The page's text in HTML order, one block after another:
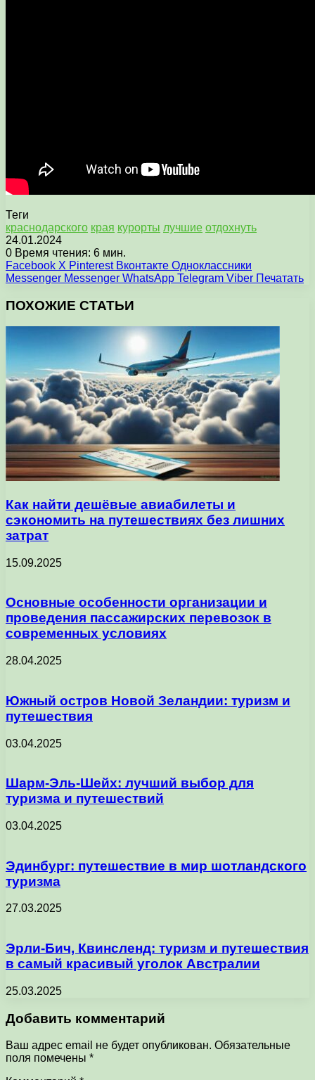
Теги
краснодарского края курорты лучшие отдохнуть
24.01.2024
0 Время чтения: 6 мин.
Facebook X Pinterest Вконтакте Одноклассники
Messenger Messenger WhatsApp Telegram Viber Печатать
ПОХОЖИЕ СТАТЬИ
Как найти дешёвые авиабилеты и
сэкономить на путешествиях без лишних
затрат
15.09.2025
Основные особенности организации и
проведения пассажирских перевозок в
современных условиях
28.04.2025
Южный остров Новой Зеландии: туризм и
путешествия
03.04.2025
Шарм-Эль-Шейх: лучший выбор для
туризма и путешествий
03.04.2025
Эдинбург: путешествие в мир шотландского
туризма
27.03.2025
Эрли-Бич, Квинсленд: туризм и путешествия
в самый красивый уголок Австралии
25.03.2025
Добавить комментарий
Ваш адрес email не будет опубликован. Обязательные
поля помечены *